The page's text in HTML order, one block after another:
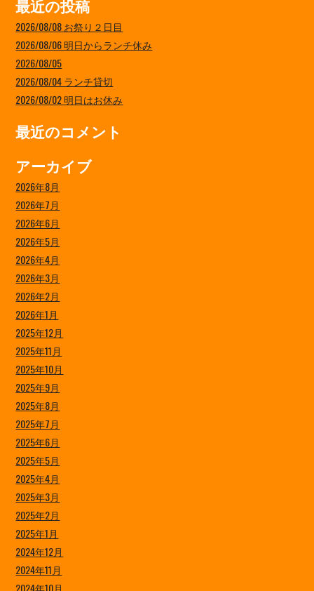
最近の投稿
2026/08/08 お祭り２日目
2026/08/06 明日からランチ休み
2026/08/05
2026/08/04 ランチ貸切
2026/08/02 明日はお休み
最近のコメント
アーカイブ
2026年8月
2026年7月
2026年6月
2026年5月
2026年4月
2026年3月
2026年2月
2026年1月
2025年12月
2025年11月
2025年10月
2025年9月
2025年8月
2025年7月
2025年6月
2025年5月
2025年4月
2025年3月
2025年2月
2025年1月
2024年12月
2024年11月
2024年10月